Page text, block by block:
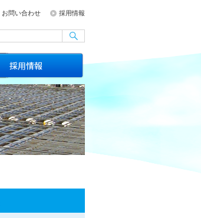
お問い合わせ 採用情報